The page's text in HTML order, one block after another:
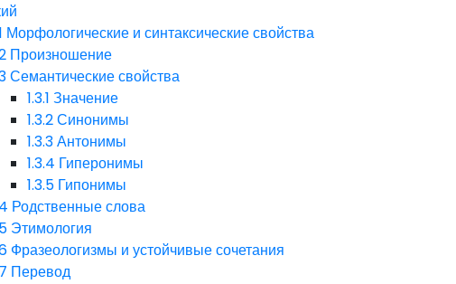
Морфологические и синтаксические свойства
Произношение
Семантические свойства
1.3.1 Значение
1.3.2Синонимы
1.3.3Антонимы
1.3.4 Гиперонимы
1.3.5 Гипонимы
Родственные слова
Этимология
Фразеологизмы и устойчивые сочетания
Перевод